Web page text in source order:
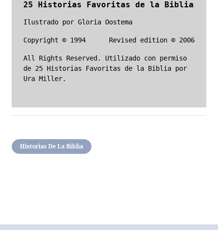
25 Historias Favoritas de la Biblia
Ilustrado por Gloria Oostema
Copyright © 1994 Revised edition © 2006
All Rights Reserved. Utilizado con permiso
de 25 Historias Favoritas de la Biblia por
Ura Miller.
Historias De La Biblia